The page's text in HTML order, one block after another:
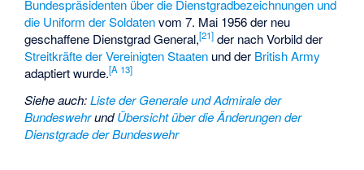
Bundespräsidenten über die Dienstgradbezeichnungen und
die Uniform der Soldatenvom 7. Mai 1956 der neu
geschaffene Dienstgrad General,[21] der nach Vorbild der
Streitkräfte der Vereinigten Staaten und der British Army
adaptiert wurde.[A 13]
Siehe auch:Liste der Generale und Admirale der
BundeswehrundÜbersicht über die Änderungen der
Dienstgrade der Bundeswehr